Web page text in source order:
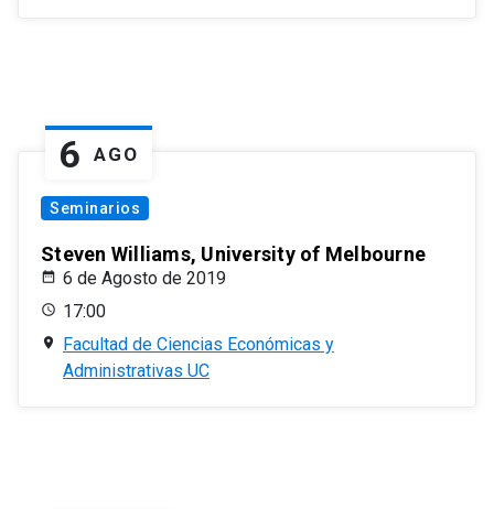
6 AGO
Seminarios
Steven Williams, University of Melbourne
6 de Agosto de 2019
17:00
Facultad de Ciencias Económicas y
Administrativas UC